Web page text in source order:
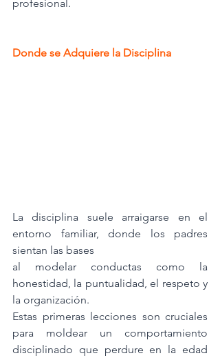
profesional.
Donde se Adquiere la Disciplina
La disciplina suele arraigarse en el
entorno familiar, donde los padres
sientan las bases
al modelar conductas como la
honestidad, la puntualidad, el respeto y
la organización.
Estas primeras lecciones son cruciales
para moldear un comportamiento
disciplinado que perdure en la edad